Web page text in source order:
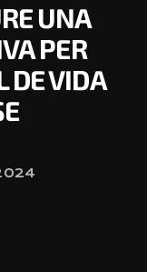
UNA
PER
DE VIDA